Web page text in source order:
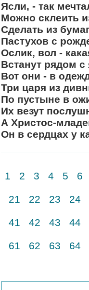
Ясли, - так
Можно склеить
Сделать из
Пастухов с
Ослик, вол -
Встанут рядом
Вот они - в
Три царя из
По пустыне в
Их везут
А Христос-
Он в сердцах у
1 2 3 4 5 6
21 22 23 24
41 42 43 44
61 62 63 64